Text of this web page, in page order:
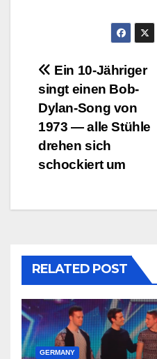
Post
navigation
Ein 10-Jähriger
singt einen Bob-
Dylan-Song von
1973 — alle Stühle
drehen sich
schockiert um
RELATED POST
GERMANY